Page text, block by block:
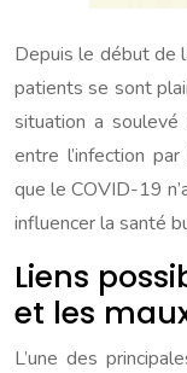
Depuis le début de
patients se sont
situation a
entre l’infection
que le COVID-19
influencer la santé
Liens
et les
L’une des